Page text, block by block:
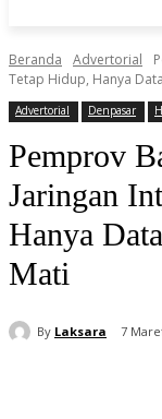
Beranda Advertorial
Tetap Hidup, Hanya
Advertorial Denpasar
Pemprov
Jaringan
Hanya
Mati
By Laksara 7